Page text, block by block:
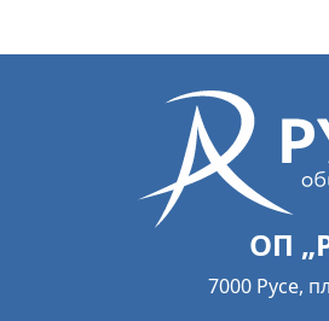
ОП
7000 Русе,